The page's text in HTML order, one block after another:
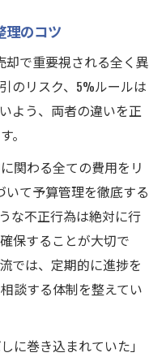
理のコツ
で重要視される全く異
のリスク、5%ルールは
よう、両者の違いを正
。
関わる全ての費用をリ
て予算管理を徹底する
な不正行為は絶対に行
保することが大切で
では、定期的に進捗を
談する体制を整えてい
に巻き込まれていた」